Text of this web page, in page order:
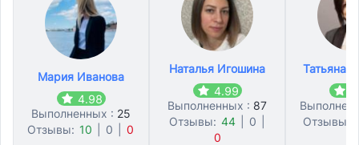
Мария Иванова
4.98
Выполненных : 25
Отзывы: 10 0 0
Наталья Игошина
4.99
Выполненных : 87
Отзывы: 44 0
0
Татьяна
Отзывы: